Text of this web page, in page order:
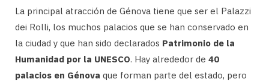
La principal atracción de Génova tiene que ser el Palazzi
dei Rolli, los muchos palacios que se han conservado en
la ciudad y que han sido declarados Patrimonio de la
Humanidad por la UNESCO. Hay alrededor de 40
palacios en Génova que forman parte del estado, pero